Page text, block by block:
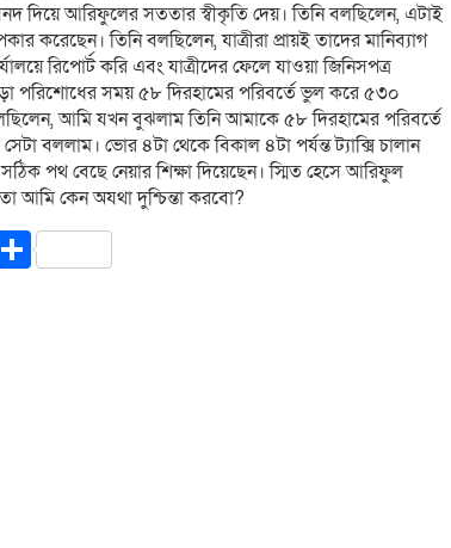
দিয়ে আরিফুলের সততার স্বীকৃতি দেয়। তিনি বলছিলেন, এটাই
করেছেন। তিনি বলছিলেন, যাত্রীরা প্রায়ই তাদের মানিব্যাগ
রিপোর্ট করি এবং যাত্রীদের ফেলে যাওয়া জিনিসপত্র
পরিশোধের সময় ৫৮ দিরহামের পরিবর্তে ভুল করে ৫৩০
আমি যখন বুঝলাম তিনি আমাকে ৫৮ দিরহামের পরিবর্তে
বললাম। ভোর ৪টা থেকে বিকাল ৪টা পর্যন্ত ট্যাক্সি চালান
পথ বেছে নেয়ার শিক্ষা দিয়েছেন। স্মিত হেসে আরিফুল
আমি কেন অযথা দুশ্চিন্তা করবো?
Share